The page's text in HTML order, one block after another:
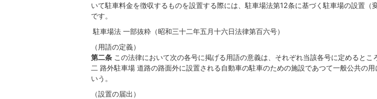
いて駐車料金を徴収するものを設置する際には、駐車場法第12条に基づく駐車場の設置（
です。
駐車場法 一部抜粋（昭和三十二年五月十六日法律第百六号）
（用語の定義）
第二条 この法律において次の各号に掲げる用語の意義は、それぞれ当該各号に定めるとこ
二 路外駐車場 道路の路面外に設置される自動車の駐車のための施設であつて一般公共の
いう。
（設置の届出）